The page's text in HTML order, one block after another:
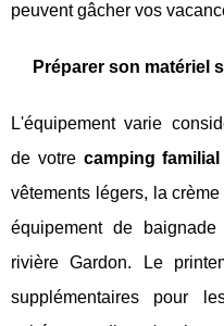
peuvent gâcher vos
Préparer son matériel
L'équipement varie
de votre camping familial
vêtements légers, la
équipement de
rivière Gardon. Le
supplémentaires pour